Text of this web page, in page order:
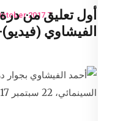
Enter)
7 October 2017
أول تعليق من
الفيشاوي